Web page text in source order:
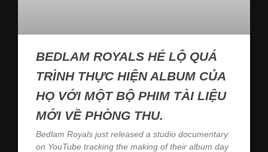
BEDLAM ROYALS HÉ LỘ QUÁ
TRÌNH THỰC HIỆN ALBUM CỦA
HỌ VỚI MỘT BỘ PHIM TÀI LIỆU
MỚI VỀ PHÒNG THU.
Bedlam Royals just released a studio documentary
on YouTube tracking the making of their album day